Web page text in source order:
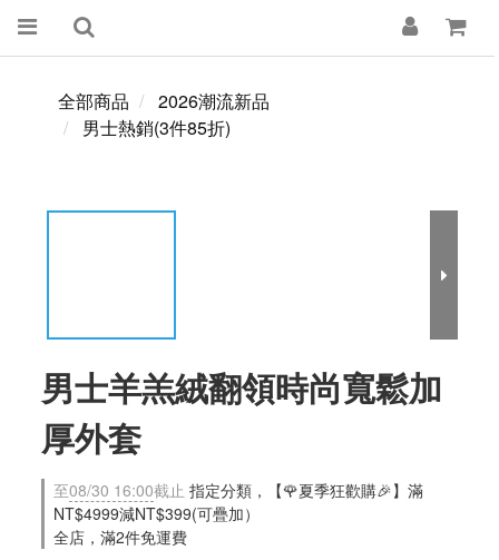
全部商品
2026潮流新品
男士熱銷(3件85折)
男士羊羔絨翻領時尚寬鬆加
厚外套
至08/30 16:00截止 指定分類，【🌹夏季狂歡購🎉】滿
NT$4999減NT$399(可疊加）
全店，滿2件免運費